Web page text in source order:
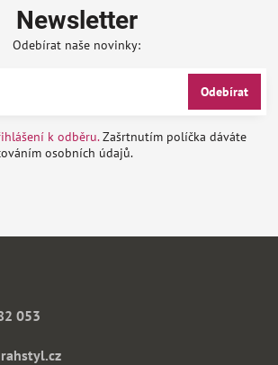
Newsletter
Odebírat naše novinky:
Odebírat
k odběru.Zašrtnutím políčka dáváte
zpracováním osobních údajů.
053